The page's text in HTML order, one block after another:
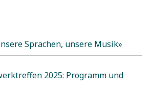
Sprachen, unsere Musik»
2025: Programm und